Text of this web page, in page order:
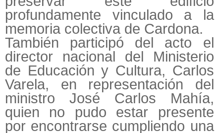
profundamente vinculado a la
memoria colectiva de Cardona.
También participó del acto el
director nacional del Ministerio
de Educación y Cultura, Carlos
Varela, en representación del
ministro José Carlos Mahía,
quien no pudo estar presente
por encontrarse cumpliendo una